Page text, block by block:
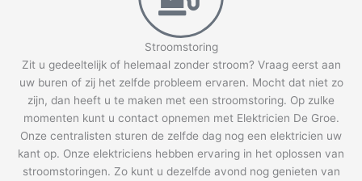
Stroomstoring
Zit u gedeeltelijk of helemaal zonder stroom? Vraag eerst aan
uw buren of zij het zelfde probleem ervaren. Mocht dat niet zo
zijn, dan heeft u te maken met een stroomstoring. Op zulke
momenten kunt u contact opnemen met Elektricien De Groe.
Onze centralisten sturen de zelfde dag nog een elektricien uw
kant op. Onze elektriciens hebben ervaring in het oplossen van
stroomstoringen. Zo kunt u dezelfde avond nog genieten van